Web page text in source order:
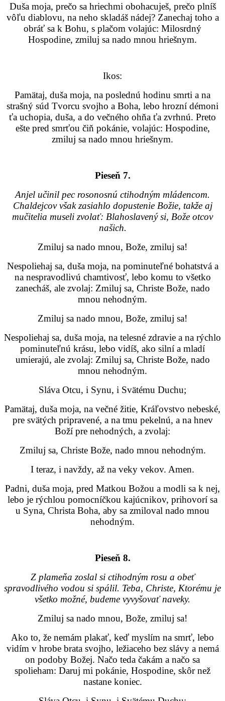
Duša moja, prečo sa hriechmi obohacuješ, prečo plníš
vôľu diablovu, na neho skladáš nádej? Zanechaj toho a
obráť sa k Bohu, s plačom volajúc: Milosrdný
Hospodine, zmiluj sa nado mnou hriešnym.
Ikos:
Pamätaj, duša moja, na poslednú hodinu smrti a na
strašný súd Tvorcu svojho a Boha, lebo hrozní démoni
ťa uchopia, duša, a do večného ohňa ťa zvrhnú. Preto
ešte pred smrťou čiň pokánie, volajúc: Hospodine,
zmiluj sa nado mnou hriešnym.
Pieseň 7.
Anjel učinil pec rosonosnú ctihodným mládencom.
Chaldejcov však zasiahlo dopustenie Božie, takže aj
mučitelia museli zvolať: Blahoslavený si, Bože otcov
našich.
Zmiluj sa nado mnou, Bože, zmiluj sa!
Nespoliehaj sa, duša moja, na pominuteľné bohatstvá a
na nespravodlivú chamtivosť, lebo komu to všetko
zanecháš, ale zvolaj: Zmiluj sa, Christe Bože, nado
mnou nehodným.
Zmiluj sa nado mnou, Bože, zmiluj sa!
Nespoliehaj sa, duša moja, na telesné zdravie a na rýchlo
pominuteľnú krásu, lebo vidíš, ako silní a mladí
umierajú, ale zvolaj: Zmiluj sa, Christe Bože, nado
mnou nehodným.
Sláva Otcu, i Synu, i Svätému Duchu;
Pamätaj, duša moja, na večné žitie, Kráľovstvo nebeské,
pre svätých pripravené, a na tmu pekelnú, a na hnev
Boží pre nehodných, a zvolaj:
Zmiluj sa, Christe Bože, nado mnou nehodným.
I teraz, i navždy, až na veky vekov. Amen.
Padni, duša moja, pred Matkou Božou a modli sa k nej,
lebo je rýchlou pomocníčkou kajúcnikov, prihovorí sa
u Syna, Christa Boha, aby sa zmiloval nado mnou
nehodným.
Pieseň 8.
Z plameňa zoslal si ctihodným rosu a obeť
spravodlivého vodou si spálil. Teba, Christe, Ktorému je
všetko možné, budeme vyvyšovať naveky.
Zmiluj sa nado mnou, Bože, zmiluj sa!
Ako to, že nemám plakať, keď myslím na smrť, lebo
vidím v hrobe brata svojho, ležiaceho bez slávy a nemá
on podoby Božej. Načo teda čakám a načo sa
spolieham: Daruj mi pokánie, Hospodine, skôr než
nastane koniec.